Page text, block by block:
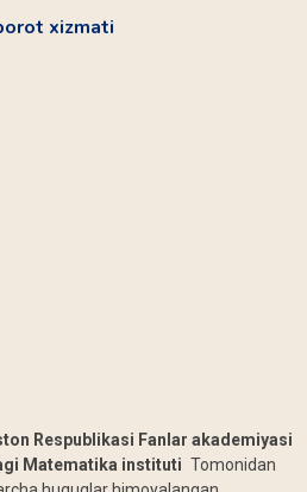
xizmati
Respublikasi Fanlar akademiyasi
Matematika instituti Tomonidan